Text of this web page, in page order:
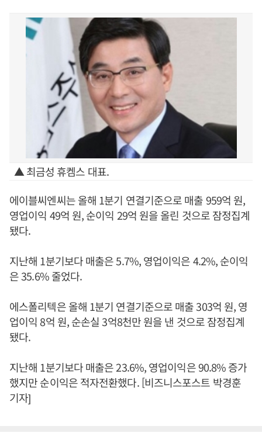
▲ 최금성 휴켐스 대표.
에이블씨엔씨는 올해 1분기 연결기준으로 매출 959억 원,
영업이익 49억 원, 순이익 29억 원을 올린 것으로 잠정집계
됐다.
지난해 1분기보다 매출은 5.7%, 영업이익은 4.2%, 순이익
은 35.6% 줄었다.
에스폴리텍은 올해 1분기 연결기준으로 매출 303억 원, 영
업이익 8억 원, 순손실 3억8천만 원을 낸 것으로 잠정집계
됐다.
지난해 1분기보다 매출은 23.6%, 영업이익은 90.8% 증가
했지만 순이익은 적자전환했다. [비즈니스포스트 박경훈
기자]